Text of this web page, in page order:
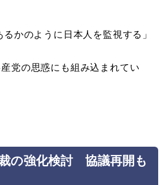
るかのように日本人を監視する」
産党の思惑にも組み込まれてい
の強化検討 協議再開も